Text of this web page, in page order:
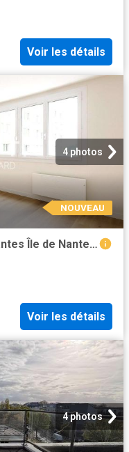
Voir les détails
4 photos
NOUVEAU
Vente appartement 3 pièces Nantes Île de Nantes 44
Voir les détails
4 photos